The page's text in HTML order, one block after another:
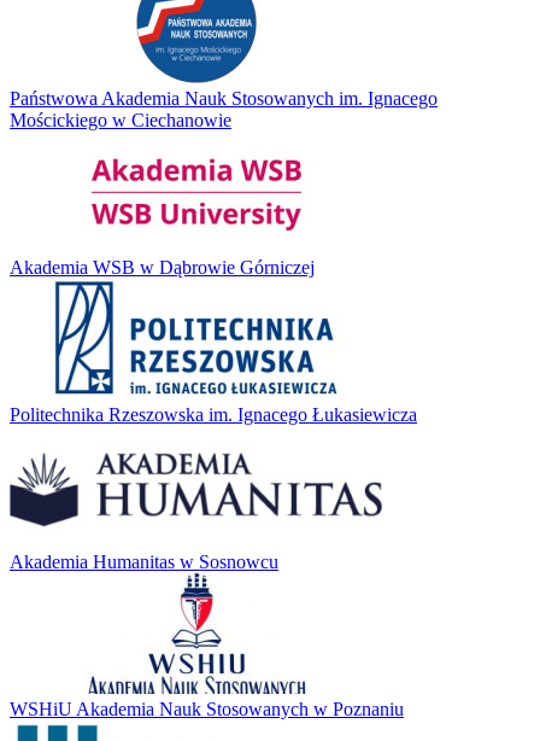
Państwowa Akademia Nauk Stosowanych im. Ignacego
Mościckiego w Ciechanowie
Akademia WSB w Dąbrowie Górniczej
Politechnika Rzeszowska im. Ignacego Łukasiewicza
Akademia Humanitas w Sosnowcu
WSHiU Akademia Nauk Stosowanych w Poznaniu